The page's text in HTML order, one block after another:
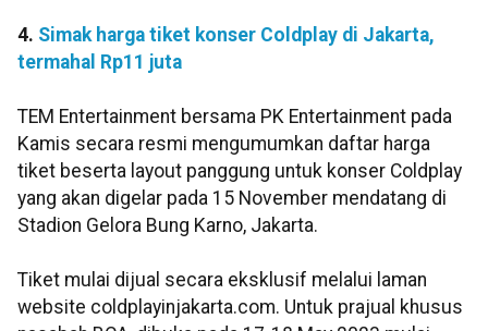
4. Simak harga tiket konser Coldplay di Jakarta,
termahal Rp11 juta
TEM Entertainment bersama PK Entertainment pada
Kamis secara resmi mengumumkan daftar harga
tiket beserta layout panggung untuk konser Coldplay
yang akan digelar pada 15 November mendatang di
Stadion Gelora Bung Karno, Jakarta.
Tiket mulai dijual secara eksklusif melalui laman
website coldplayinjakarta.com. Untuk prajual khusus